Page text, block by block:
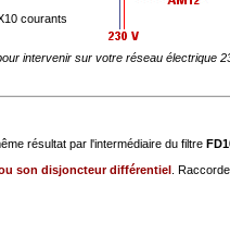
courants
intervenir sur votre réseau électrique
résultat par l'intermédiaire du filtre
son disjoncteur différentiel .